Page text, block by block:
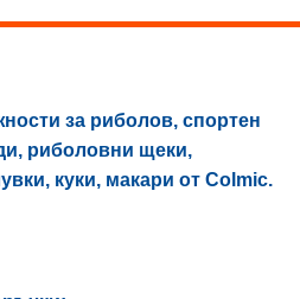
on
за риболов, спортен
риболовни щеки,
куки, макари от Colmic.